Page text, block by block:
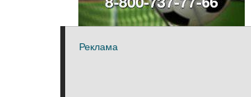
Реклама